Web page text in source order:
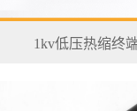
1kv低压热缩终